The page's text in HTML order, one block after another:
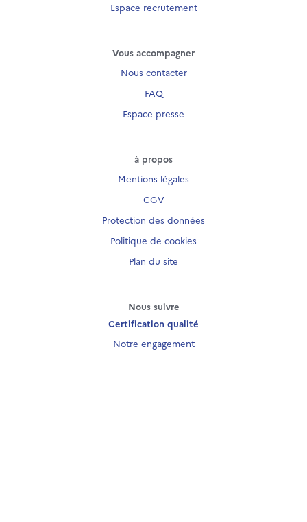
Espace recrutement
Vous accompagner
Nous contacter
FAQ
Espace presse
à propos
Mentions légales
CGV
Protection des données
Politique de cookies
Plan du site
Nous suivre
Certification qualité
Notre engagement